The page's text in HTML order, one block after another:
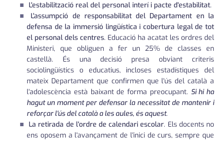
L'estabilització real del personal interí i pacte d'estabilitat.
L'assumpció de responsabilitat del Departament en la
defensa de la immersió lingüística i cobertura legal de tot
el personal dels centres. Educació ha acatat les ordres del
Ministeri, que obliguen a fer un 25% de classes en
castellà. És una decisió presa obviant criteris
sociolingüístics o educatius, incloses estadístiques del
mateix Departament que confirmen que l'ús del català a
l'adolescència està baixant de forma preocupant. Si hi ha
hagut un moment per defensar la necessitat de mantenir i
reforçar l'ús del català a les aules, és aquest.
La retirada de l'ordre de calendari escolar. Els docents no
ens oposem a l'avançament de l'inici de curs, sempre que